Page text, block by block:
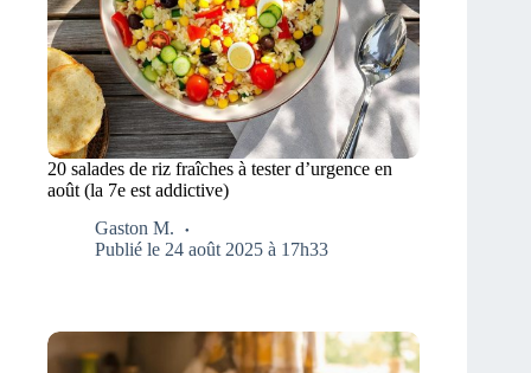
20 salades de riz fraîches à tester d’urgence en
août (la 7e est addictive)
Gaston M.
Publié le 24 août 2025 à 17h33